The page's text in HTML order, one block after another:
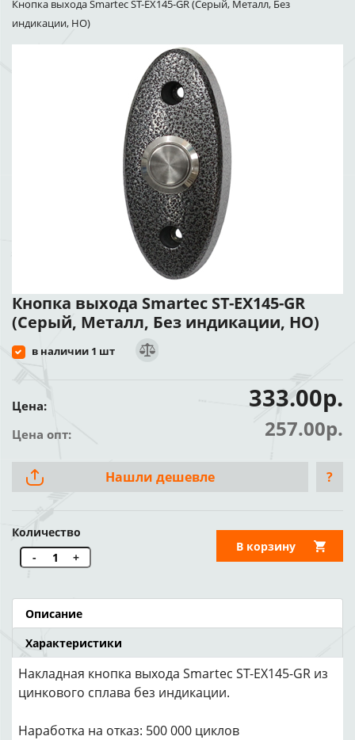
Кнопка выхода Smartec ST-EX145-GR (Серый, Металл, Без
индикации, НО)
Кнопка выхода Smartec ST-EX145-GR
(Серый, Металл, Без индикации, НО)
в наличии 1 шт
Цена: 333.00р.
Цена опт: 257.00р.
Нашли дешевле ?
Количество
-
+
В корзину
Описание
Характеристики
Накладная кнопка выхода Smartec ST-EX145-GR из
цинкового сплава без индикации.
Наработка на отказ: 500 000 циклов